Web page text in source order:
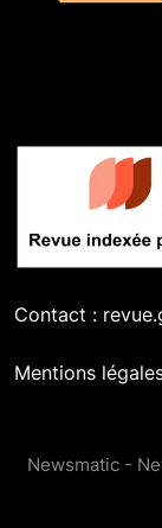
Contact :
Mentions
Newsmatic -